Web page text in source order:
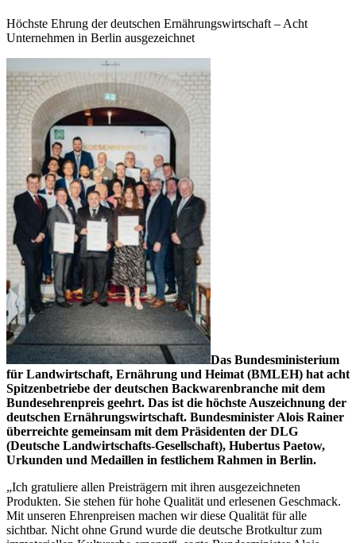
Höchste Ehrung der deutschen Ernährungswirtschaft – Acht
Unternehmen in Berlin ausgezeichnet
Das Bundesministerium
für Landwirtschaft, Ernährung und Heimat (BMLEH) hat acht
Spitzenbetriebe der deutschen Backwarenbranche mit dem
Bundesehrenpreis geehrt. Das ist die höchste Auszeichnung der
deutschen Ernährungswirtschaft. Bundesminister Alois Rainer
überreichte gemeinsam mit dem Präsidenten der DLG
(Deutsche Landwirtschafts-Gesellschaft), Hubertus Paetow,
Urkunden und Medaillen in festlichem Rahmen in Berlin.
„Ich gratuliere allen Preisträgern mit ihren ausgezeichneten
Produkten. Sie stehen für hohe Qualität und erlesenen Geschmack.
Mit unseren Ehrenpreisen machen wir diese Qualität für alle
sichtbar. Nicht ohne Grund wurde die deutsche Brotkultur zum